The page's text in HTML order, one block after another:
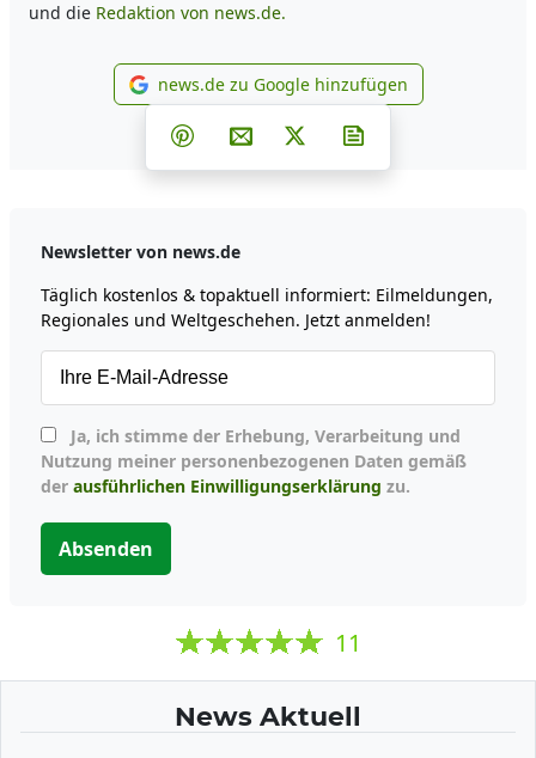
und die Redaktion von news.de.
news.de zu Google
news.de zu Google hinzufügen
Teilen auf Facebook
Teilen auf Whatsapp
Teilen auf Telegram
Teilen auf Pinterest
Per E-Mail teilen
Post auf X
Newsletter von news.de
Täglich kostenlos & topaktuell informiert: Eilmeldungen,
Regionales und Weltgeschehen. Jetzt anmelden!
Nutzung meiner personenbezogenen Daten gemäß
der ausführlichen Einwilligungserklärung zu.
Absenden
11
News Aktuell